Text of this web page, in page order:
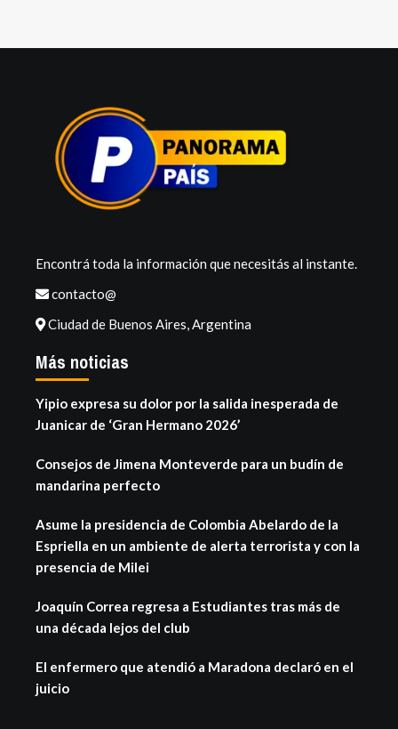
Encontrá toda la información que necesitás al instante.
contacto@
Ciudad de Buenos Aires, Argentina
Más noticias
Yipio expresa su dolor por la salida inesperada de
Juanicar de ‘Gran Hermano 2026’
Consejos de Jimena Monteverde para un budín de
mandarina perfecto
Asume la presidencia de Colombia Abelardo de la
Espriella en un ambiente de alerta terrorista y con la
presencia de Milei
Joaquín Correa regresa a Estudiantes tras más de
una década lejos del club
El enfermero que atendió a Maradona declaró en el
juicio